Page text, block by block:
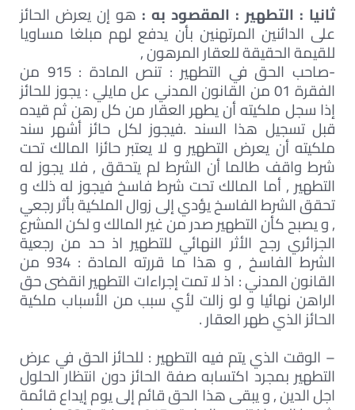
ثانيا : التطهير : المقصود به : هو إن يعرض الحائز
على الدائنين المرتهنين بأن يدفع لهم مبلغا مساويا
للقيمة الحقيقة للعقار المرهون ,
-صاحب الحق في التطهير : تنص المادة : 915 من
الفقرة 01 من القانون المدني عل مايلي : يجوز للحائز
إذا سجل ملكيته أن يطهر العقار من كل رهن ثم قيده
قبل تسجيل هذا السند .فيجوز لكل حائز أشهر سند
ملكيته أن يعرض التطهير و لا يعتبر حائزا المالك تحت
شرط واقف طالما أن الشرط لم يتحقق , فلا يجوز له
التطهير , أما المالك تحت شرط فاسخ فيجوز له ذلك و
تحقق الشرط الفاسخ يؤدي إلى زوال الملكية بأثر رجعي
, و يصبح كأن التطهير صدر من غير المالك و لكن المشرع
الجزائري رجح الأثر النهائي للتطهير اذ حد من رجعية
الشرط الفاسخ , و هذا ما قررته المادة : 934 من
القانون المدني : اذ لا تمت إجراءات التطهير انقضى حق
الراهن نهائيا و لو زالت لأي سبب من الأسباب ملكية
الحائز الذي طهر العقار .
– الوقت الذي يتم فيه التطهير : للحائز الحق في عرض
التطهير بمجرد اكتسابه صفة الحائز دون انتظار الحلول
اجل الدين , و يبقى هذا الحق قائم إلى يوم إيداع قائمة